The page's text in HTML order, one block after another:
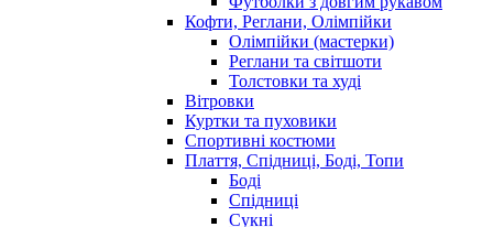
Кофти, Реглани, Олімпійки
Олімпійки (мастерки)
Реглани та світшоти
Толстовки та худі
Вітровки
Куртки та пуховики
Спортивні костюми
Плаття, Спідниці, Боді, Топи
Боді
Спідниці
Сукні